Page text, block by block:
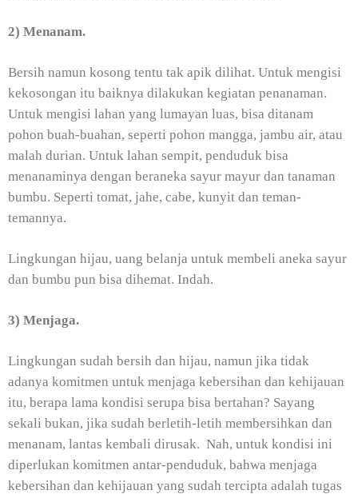
2) Menanam.
Bersih namun kosong tentu tak apik dilihat. Untuk mengisi
kekosongan itu baiknya dilakukan kegiatan penanaman.
Untuk mengisi lahan yang lumayan luas, bisa ditanam
pohon buah-buahan, seperti pohon mangga, jambu air, atau
malah durian. Untuk lahan sempit, penduduk bisa
menanaminya dengan beraneka sayur mayur dan tanaman
bumbu. Seperti tomat, jahe, cabe, kunyit dan teman-
temannya.
Lingkungan hijau, uang belanja untuk membeli aneka sayur
dan bumbu pun bisa dihemat. Indah.
3) Menjaga.
Lingkungan sudah bersih dan hijau, namun jika tidak
adanya komitmen untuk menjaga kebersihan dan kehijauan
itu, berapa lama kondisi serupa bisa bertahan? Sayang
sekali bukan, jika sudah berletih-letih membersihkan dan
menanam, lantas kembali dirusak. Nah, untuk kondisi ini
diperlukan komitmen antar-penduduk, bahwa menjaga
kebersihan dan kehijauan yang sudah tercipta adalah tugas